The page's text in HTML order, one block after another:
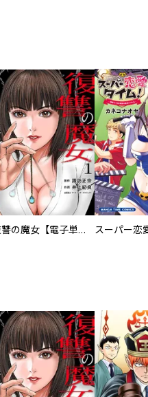
復讐の魔女【電子単行本版】